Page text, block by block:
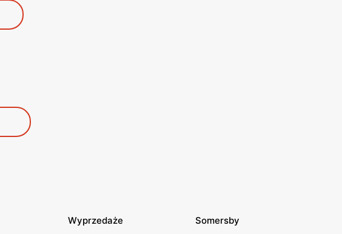
Wyprzedaże Somersby